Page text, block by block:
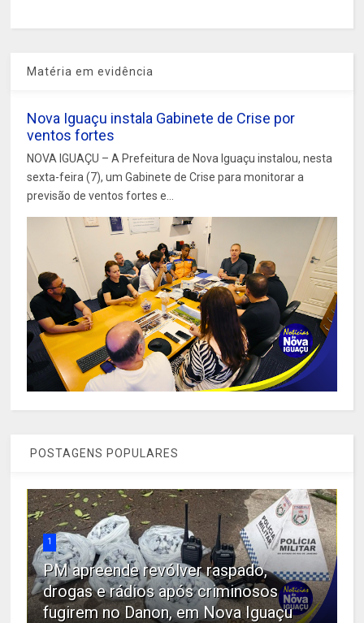
Matéria em evidência
Nova Iguaçu instala Gabinete de Crise por
ventos fortes
NOVA IGUAÇU – A Prefeitura de Nova Iguaçu instalou, nesta
sexta-feira (7), um Gabinete de Crise para monitorar a
previsão de ventos fortes e...
POSTAGENS POPULARES
1
PM apreende revólver raspado,
drogas e rádios após criminosos
fugirem no Danon, em Nova Iguaçu